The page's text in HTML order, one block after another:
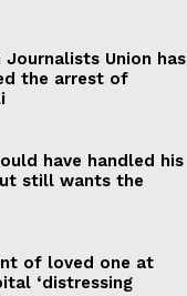
Journalists Union has
the arrest of
have handled his
still wants the
of loved one at
‘distressing